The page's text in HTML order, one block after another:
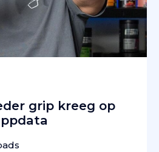
grip kreeg op